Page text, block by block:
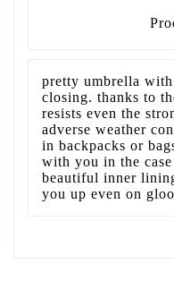
pretty umbrella
closing. thanks to
resists even the
adverse weather
in backpacks or
with you in the
beautiful inner
you up even on